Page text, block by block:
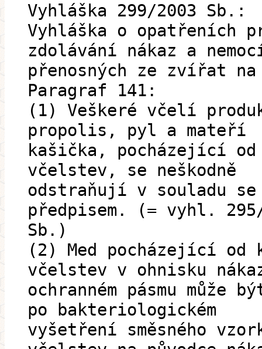
Vyhláška 299/2003 Sb.:
Vyhláška o opatřeních
zdolávání nákaz a
přenosných ze zvířat na
Paragraf 141:
(1) Veškeré včelí
propolis, pyl a mateří
kašička, pocházející od
včelstev, se neškodně
odstraňují v souladu se
předpisem. (= vyhl.
Sb.)
(2) Med pocházející od
včelstev v ohnisku
ochranném pásmu může
po bakteriologickém
vyšetření směsného